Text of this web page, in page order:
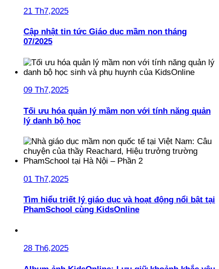
21 Th7,2025
Cập nhật tin tức Giáo dục mầm non tháng
07/2025
09 Th7,2025
Tối ưu hóa quản lý mầm non với tính năng quản
lý danh bộ học
01 Th7,2025
Tìm hiểu triết lý giáo dục và hoạt động nổi bật tại
PhamSchool cùng KidsOnline
28 Th6,2025